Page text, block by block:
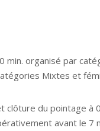
min. organisé par
Mixtes et
clôture du pointage à
avant le 7